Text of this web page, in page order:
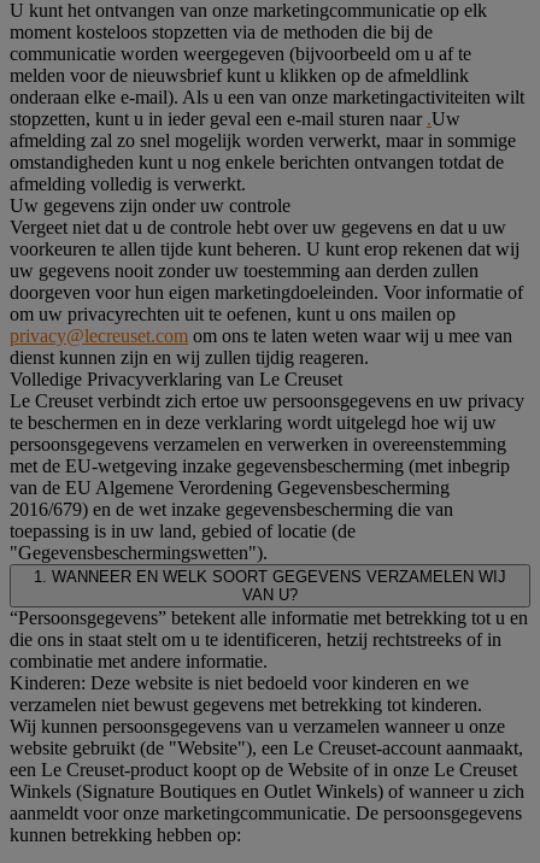
U kunt het ontvangen van onze marketingcommunicatie op elk
moment kosteloos stopzetten via de methoden die bij de
communicatie worden weergegeven (bijvoorbeeld om u af te
melden voor de nieuwsbrief kunt u klikken op de afmeldlink
onderaan elke e-mail). Als u een van onze marketingactiviteiten wilt
stopzetten, kunt u in ieder geval een e-mail sturen naar .Uw
afmelding zal zo snel mogelijk worden verwerkt, maar in sommige
omstandigheden kunt u nog enkele berichten ontvangen totdat de
afmelding volledig is verwerkt.
Uw gegevens zijn onder uw controle
Vergeet niet dat u de controle hebt over uw gegevens en dat u uw
voorkeuren te allen tijde kunt beheren. U kunt erop rekenen dat wij
uw gegevens nooit zonder uw toestemming aan derden zullen
doorgeven voor hun eigen marketingdoeleinden. Voor informatie of
om uw privacyrechten uit te oefenen, kunt u ons mailen op
privacy@lecreuset.com om ons te laten weten waar wij u mee van
dienst kunnen zijn en wij zullen tijdig reageren.
Volledige Privacyverklaring van Le Creuset
Le Creuset verbindt zich ertoe uw persoonsgegevens en uw privacy
te beschermen en in deze verklaring wordt uitgelegd hoe wij uw
persoonsgegevens verzamelen en verwerken in overeenstemming
met de EU-wetgeving inzake gegevensbescherming (met inbegrip
van de EU Algemene Verordening Gegevensbescherming
2016/679) en de wet inzake gegevensbescherming die van
toepassing is in uw land, gebied of locatie (de
"Gegevensbeschermingswetten").
1. WANNEER EN WELK SOORT GEGEVENS VERZAMELEN WIJ
VAN U?
“Persoonsgegevens” betekent alle informatie met betrekking tot u en
die ons in staat stelt om u te identificeren, hetzij rechtstreeks of in
combinatie met andere informatie.
Kinderen: Deze website is niet bedoeld voor kinderen en we
verzamelen niet bewust gegevens met betrekking tot kinderen.
Wij kunnen persoonsgegevens van u verzamelen wanneer u onze
website gebruikt (de "Website"), een Le Creuset-account aanmaakt,
een Le Creuset-product koopt op de Website of in onze Le Creuset
Winkels (Signature Boutiques en Outlet Winkels) of wanneer u zich
aanmeldt voor onze marketingcommunicatie. De persoonsgegevens
kunnen betrekking hebben op: